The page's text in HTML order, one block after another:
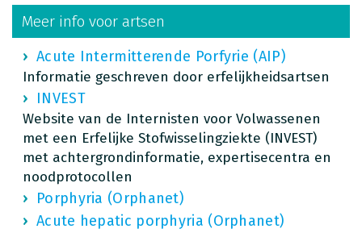
Meer info voor artsen
Acute Intermitterende Porfyrie (AIP)
Informatie geschreven door erfelijkheidsartsen
INVEST
Website van de Internisten voor Volwassenen
met een Erfelijke Stofwisselingziekte (INVEST)
met achtergrondinformatie, expertisecentra en
noodprotocollen
Porphyria (Orphanet)
Acute hepatic porphyria (Orphanet)